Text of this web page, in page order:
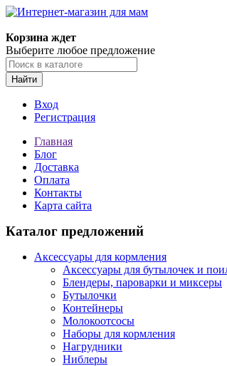
Корзина ждет
Выберите любое предложение
Найти
Вход
Регистрация
Главная
Блог
Доставка
Оплата
Контакты
Карта сайта
Каталог предложений
Аксессуары для кормления
Аксессуары для бутылочек и
Блендеры, пароварки и миксеры
Бутылочки
Контейнеры
Молокоотсосы
Наборы для кормления
Нагрудники
Ниблеры